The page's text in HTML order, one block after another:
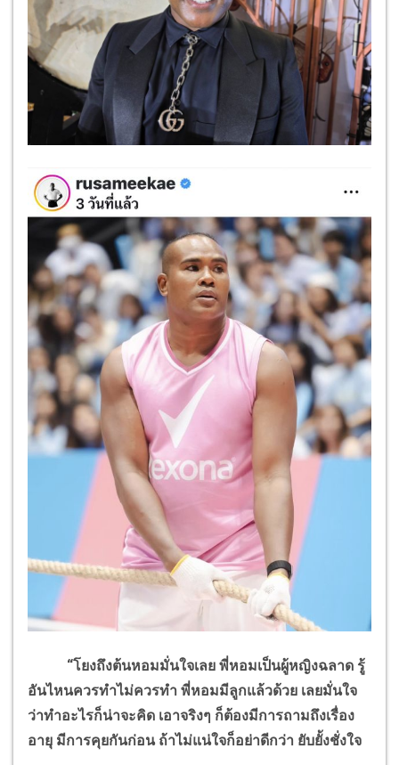
“โยงถึงต้นหอมมั่นใจเลย พี่หอมเป็นผู้หญิงฉลาด รู้
อันไหนควรทำไม่ควรทำ พี่หอมมีลูกแล้วด้วย เลยมั่นใจ
ว่าทำอะไรก็น่าจะคิด เอาจริงๆ ก็ต้องมีการถามถึงเรื่อง
อายุ มีการคุยกันก่อน ถ้าไม่แน่ใจก็อย่าดีกว่า ยับยั้งชั่งใจ